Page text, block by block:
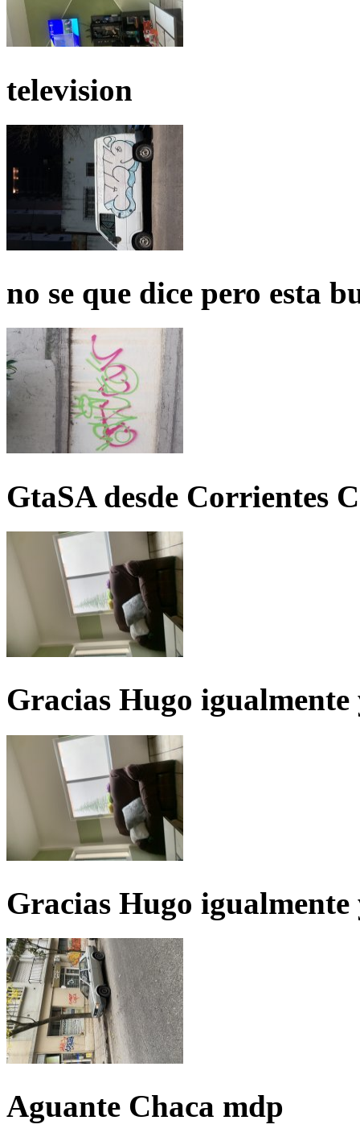
television
no se que dice pero esta
GtaSA desde Corrientes
Gracias Hugo igualmente
Gracias Hugo igualmente
Aguante Chaca mdp